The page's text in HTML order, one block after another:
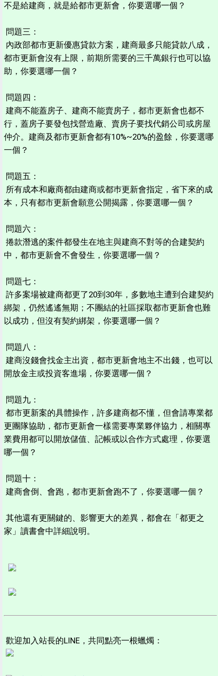
不是給建商，就是給都市更新會，你要選哪一個？
問題三：
內政部都市更新優惠貸款方案，建商最多只能貸款八成，
都市更新會沒有上限，前期所需要的三千萬銀行也可以協
助，你要選哪一個？
問題四：
建商不能蓋房子、建商不能賣房子，都市更新會也都不
行，蓋房子要發包找營造廠、賣房子要找代銷公司或房屋
仲介。建商及都市更新會都有10%~20%的盈餘，你要選哪
一個？
問題五：
所有成本和廠商都由建商或都巿更新會指定，省下來的成
本，只有都市更新會願意公開揭露，你要選哪一個？
問題六：
捲款潛逃的案件都發生在地主與建商不對等的合建契約
中，都市更新會不會發生，你要選哪一個？
問題七：
許多案場被建商都更了20到30年，多數地主遭到合建契約
綁架，仍然遙遙無期；不團結的社區採取都市更新會也難
以成功，但沒有契約綁架，你要選哪一個？
問題八：
建商沒錢會找金主出資，都市更新會地主不出錢，也可以
開放金主或投資客進場，你要選哪一個？
問題九：
都市更新案的具體操作，許多建商都不懂，但會請專業都
更團隊協助，都市更新會一樣需要專業夥伴協力，相關專
業費用都可以開放儲值、記帳或以合作方式處理，你要選
哪一個？
問題十：
建商會倒、會跑，都市更新會跑不了，你要選哪一個？
其他還有更關鍵的、影響更大的差異，都會在「都更之
家」讀書會中詳細說明。
歡迎加入站長的LINE，共同點亮一根蠟燭：